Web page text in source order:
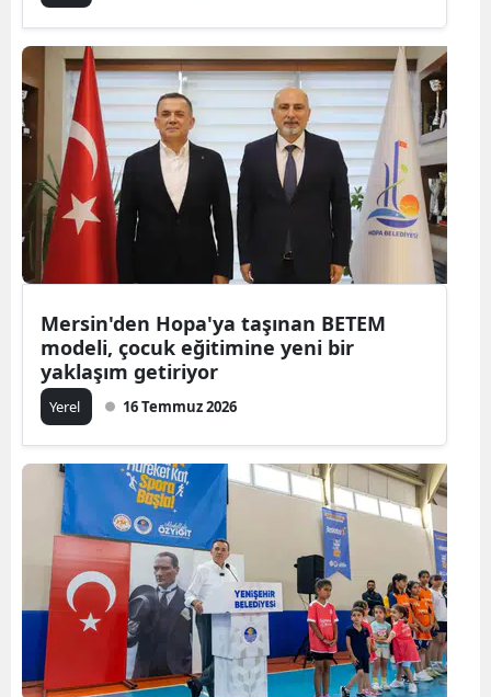
Mersin'den Hopa'ya taşınan BETEM
modeli, çocuk eğitimine yeni bir
yaklaşım getiriyor
Yerel 16 Temmuz 2026